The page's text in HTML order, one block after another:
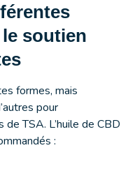
soutien
formes, mais
pour
TSA. L’huile de CBD
: